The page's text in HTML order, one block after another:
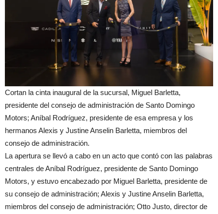
Cortan la cinta inaugural de la sucursal, Miguel Barletta,
presidente del consejo de administración de Santo Domingo
Motors; Aníbal Rodríguez, presidente de esa empresa y los
hermanos Alexis y Justine Anselin Barletta, miembros del
consejo de administración.
La apertura se llevó a cabo en un acto que contó con las palabras
centrales de Aníbal Rodríguez, presidente de Santo Domingo
Motors, y estuvo encabezado por Miguel Barletta, presidente de
su consejo de administración; Alexis y Justine Anselin Barletta,
miembros del consejo de administración; Otto Justo, director de